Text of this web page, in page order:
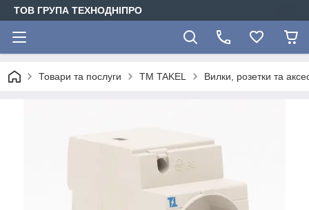
ТОВ ГРУПА ТЕХНОДНІПРО
Товари та послуги TM TAKEL Вилки, розетки та